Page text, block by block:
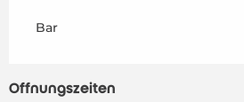
Bar
Öffnungszeiten